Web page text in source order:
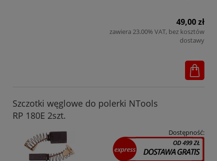
49,00 zł
zawiera 23.00% VAT, bez kosztów
dostawy
Szczotki węglowe do polerki NTools
RP 180E 2szt.
Dostępność: